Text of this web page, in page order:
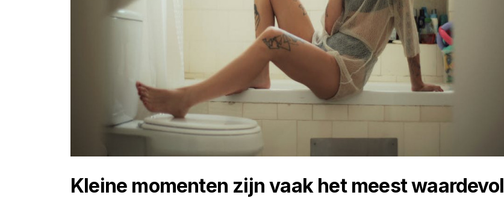
Kleine momenten zijn vaak het meest waardevol